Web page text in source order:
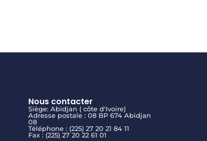
Nous contacter
Siège: Abidjan ( côte d'Ivoire)
Adresse postale : 08 BP 674 Abidjan
08
Téléphone : (225) 27 20 21 84 11
Fax : (225) 27 20 22 61 01